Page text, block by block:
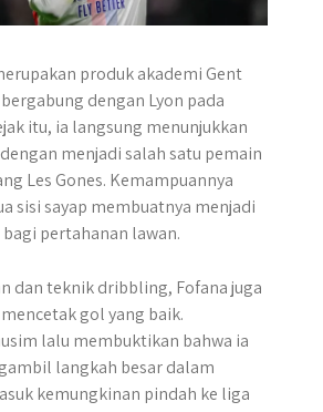
produk akademi Gent
dengan Lyon pada
itu, ia langsung menunjukkan
menjadi salah satu pemain
Les Gones. Kemampuannya
sisi sayap membuatnya menjadi
pertahanan lawan.
dan teknik dribbling, Fofana juga
gol yang baik.
lalu membuktikan bahwa ia
langkah besar dalam
kemungkinan pindah ke liga